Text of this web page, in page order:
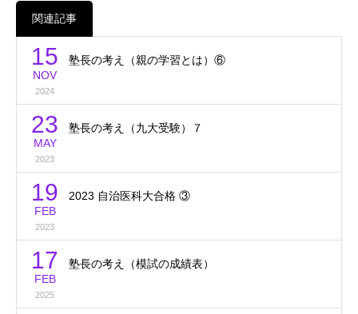
関連記事
15
NOV
2024
塾長の考え（親の学習とは）⑥
23
MAY
2023
塾長の考え（九大受験）７
19
FEB
2023
2023 自治医科大合格 ③
17
FEB
2025
塾長の考え（模試の成績表）